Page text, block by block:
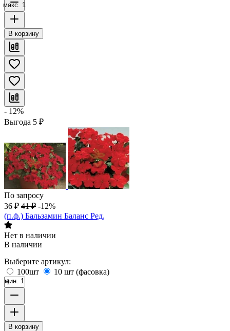
макс. 1
В корзину
- 12%
Выгода 5 ₽
По запросу
36 ₽ 41 ₽ -12%
(п.ф.) Бальзамин Баланс Ред,
Нет в наличии
В наличии
Выберите артикул:
100шт
10 шт (фасовка)
мин. 1
В корзину